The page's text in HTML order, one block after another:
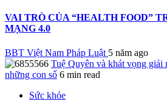
VAI TRÒ CỦA “HEALTH FOOD”
MẠNG 4.0
BBT Việt Nam Pháp Luật 5 năm ago
Tuệ Quyên và khát vọng giải
những con số 6 min read
Sức khỏe